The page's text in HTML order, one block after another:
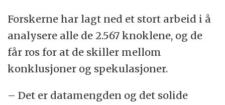
Forskerne har lagt ned et stort arbeid i å
analysere alle de 2.567 knoklene, og de
får ros for at de skiller mellom
konklusjoner og spekulasjoner.
– Det er datamengden og det solide